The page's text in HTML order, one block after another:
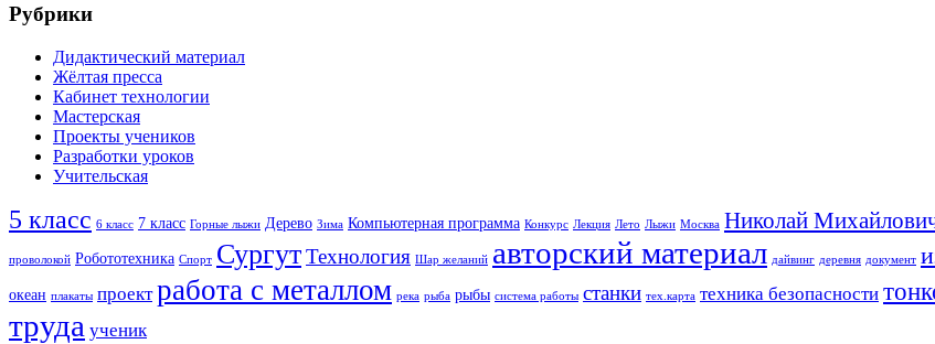
Рубрики
Дидактический материал
Жёлтая пресса
Кабинет технологии
Мастерская
Проекты учеников
Разработки уроков
Учительская
5 класс 6 класс 7 класс Горные лыжи Дерево Зима Компьютерная программа Конкурс Лекция Лето Лыжи Москва Николай
проволокой Робототехника Спорт СургутТехнология Шар желаний авторский материал дайвинг деревня документ
океан плакаты проект работа с металлом река рыба рыбы система работы станки тех.карта техника безопасности
труда ученик